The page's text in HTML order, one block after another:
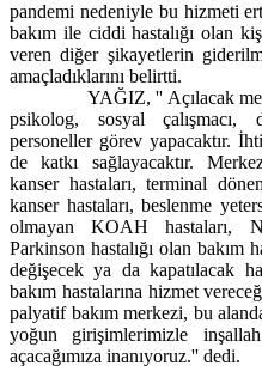
pandemi nedeniyle bu hizmeti
bakım ile ciddi hastalığı olan
veren diğer şikayetlerin
amaçladıklarını belirtti.
YAĞIZ, '' Açılacak
psikolog, sosyal
personeller görev yapacaktır.
de katkı sağlayacaktır.
kanser hastaları, terminal
kanser hastaları, beslenme
olmayan KOAH hastaları,
Parkinson hastalığı olan bakım
değişecek ya da kapatılacak
bakım hastalarına hizmet
palyatif bakım merkezi, bu
yoğun girişimlerimizle
açacağımıza inanıyoruz.'' dedi.